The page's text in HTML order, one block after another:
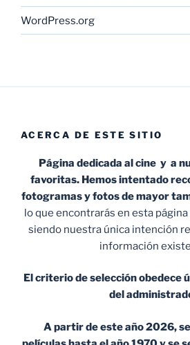
WordPress.org
ACERCA DE ESTE SITIO
Página dedicada al cine y a
favoritas. Hemos intentado
fotogramas y fotos de mayor
lo que encontrarás en esta
siendo nuestra única intención
información
El criterio de selección obedece
del
A partir de este año 2026,